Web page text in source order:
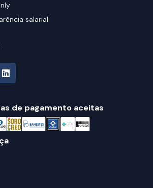
salarial
de pagamento aceitas